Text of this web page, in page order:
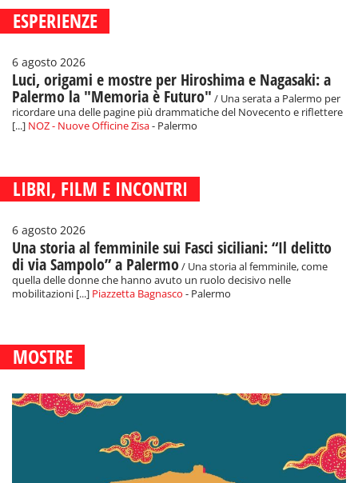
ESPERIENZE
6 agosto 2026
Luci, origami e mostre per Hiroshima e Nagasaki: a
Palermo la "Memoria è Futuro" / Una serata a Palermo per
ricordare una delle pagine più drammatiche del Novecento e riflettere
[...] NOZ - Nuove Officine Zisa- Palermo
LIBRI, FILM E INCONTRI
6 agosto 2026
Una storia al femminile sui Fasci siciliani: “Il delitto
di via Sampolo” a Palermo/ Una storia al femminile, come
quella delle donne che hanno avuto un ruolo decisivo nelle
mobilitazioni [...] Piazzetta Bagnasco - Palermo
MOSTRE